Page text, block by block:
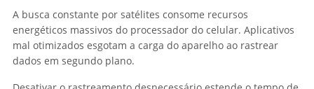
A busca constante por satélites consome recursos
energéticos massivos do processador do celular. Aplicativos
mal otimizados esgotam a carga do aparelho ao rastrear
dados em segundo plano.